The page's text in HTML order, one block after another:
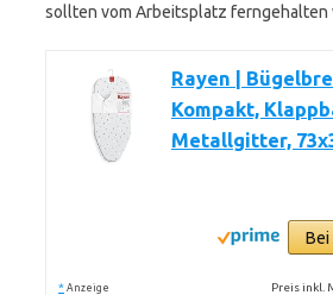
sollten vom Arbeitsplatz ferngehalten
Rayen |
Kompakt,
Metallgitter,
Bei
* Anzeige Preis inkl.